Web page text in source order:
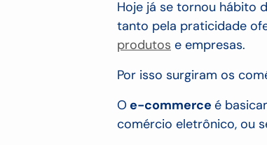
Hoje já se tornou hábito
tanto pela praticidade
produtos e empresas.
Por isso surgiram os
O e-commerce é
comércio eletrônico, ou